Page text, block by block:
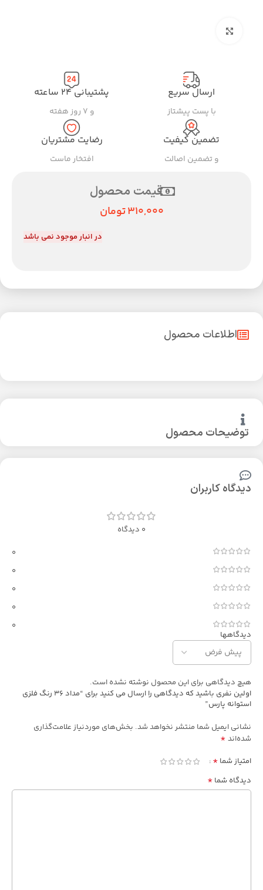
ارسال سریع
با پست پیشتاز
پشتیبانی ۲۴ ساعته
و ۷ روز هفته
تضمین کیفیت
و تضمین اصالت
رضایت مشتریان
افتخار ماست
قیمت محصول
310,000تومان
در انبار موجود نمی باشد
توضیحات محصول
اطلاعات محصول
دیدگاه کاربران
0 دیدگاه
0
0
0
0
0
دیدگاهها
هیچ دیدگاهی برای این محصول نوشته نشده است.
اولین نفری باشید که دیدگاهی را ارسال می کنید برای “مداد 36 رنگ فلزی
استوانه پارس”
نشانی ایمیل شما منتشر نخواهد شد. بخش‌های موردنیاز علامت‌گذاری
شده‌اند *
امتیاز شما *
دیدگاه شما *